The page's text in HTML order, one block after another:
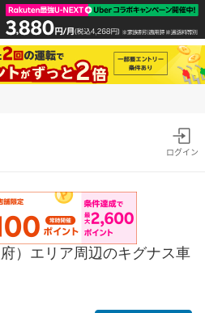
ログイン
）エリア周辺のキグナス車